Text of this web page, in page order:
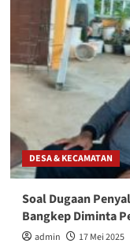
DESA & KECAMATAN
Soal Dugaan
Bangkep Diminta
admin 17 Mei 2025